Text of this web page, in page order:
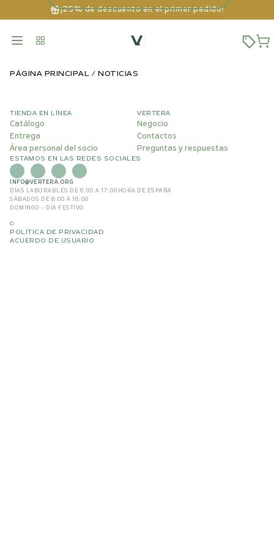
¡25% de descuento en el primer pedido!
PÁGINA PRINCIPAL NOTICIAS
TIENDA EN LÍNEA
Catálogo
Entrega
Área personal del socio
VERTERA
Negocio
Contactos
Preguntas y respuestas
ESTAMOS EN LAS REDES SOCIALES
INFO@VERTERA.ORG
DÍAS LABORABLES DE 6:00 A 17:00 HORA DE ESPAÑA
SÁBADOS DE 8:00 A 16:00
DOMINGO – DÍA FESTIVO
©
POLÍTICA DE PRIVACIDAD
ACUERDO DE USUARIO